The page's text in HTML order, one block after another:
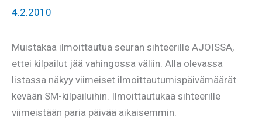
4.2.2010
Muistakaa ilmoittautua seuran sihteerille AJOISSA,
ettei kilpailut jää vahingossa väliin. Alla olevassa
listassa näkyy viimeiset ilmoittautumispäivämäärät
kevään SM-kilpailuihin. Ilmoittautukaa sihteerille
viimeistään paria päivää aikaisemmin.